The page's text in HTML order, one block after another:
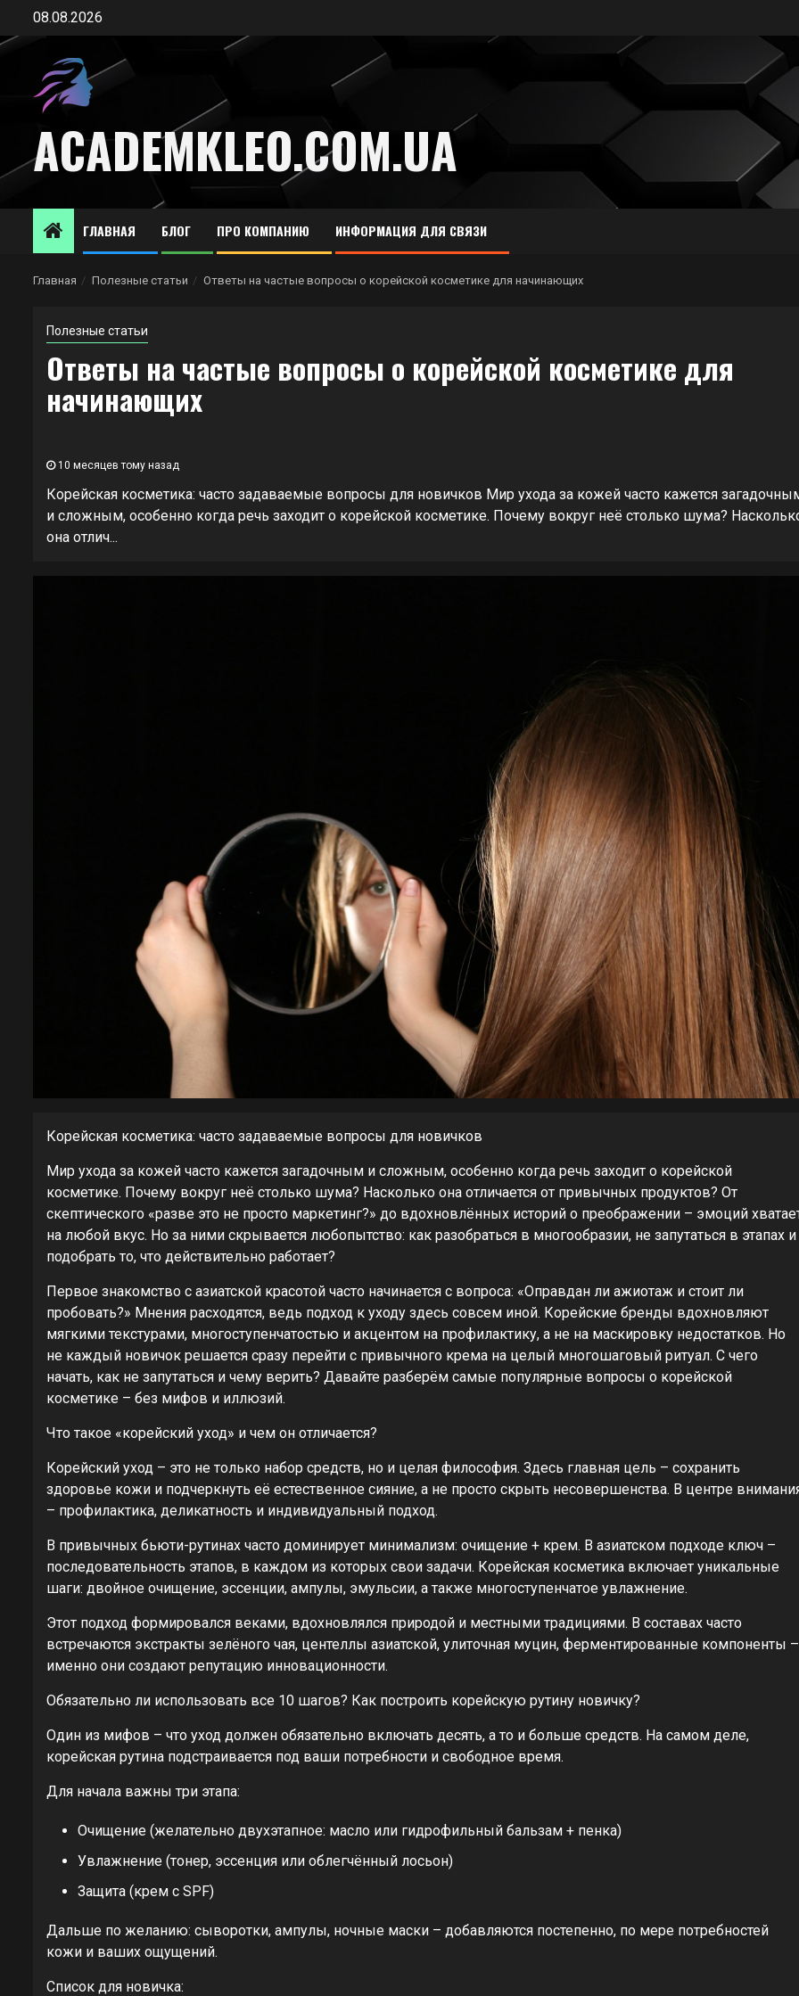
Перейти08.08.2026
ACADEMKLEO.COM.UA
ГЛАВНАЯ БЛОГ ПРО КОМПАНИЮ ИНФОРМАЦИЯ ДЛЯ СВЯЗИ
Главная Полезные статьи Ответы на частые вопросы о корейской косметике для начинающих
Полезные статьи
Ответы на частые вопросы о корейской косметике для
начинающих
10 месяцев тому назад
Корейская косметика: часто задаваемые вопросы для новичков Мир ухода за кожей часто кажется
и сложным, особенно когда речь заходит о корейской косметике. Почему вокруг неё столько шума?
она отлич...
Корейская косметика: часто задаваемые вопросы для новичков
Мир ухода за кожей часто кажется загадочным и сложным, особенно когда речь заходит о корейской
косметике. Почему вокруг неё столько шума? Насколько она отличается от привычных продуктов? От
скептического «разве это не просто маркетинг?» до вдохновлённых историй о преображении – эмоций
на любой вкус. Но за ними скрывается любопытство: как разобраться в многообразии, не запутаться в этапах и
подобрать то, что действительно работает?
Первое знакомство с азиатской красотой часто начинается с вопроса: «Оправдан ли ажиотаж и стоит ли
пробовать?» Мнения расходятся, ведь подход к уходу здесь совсем иной. Корейские бренды вдохновляют
мягкими текстурами, многоступенчатостью и акцентом на профилактику, а не на маскировку недостатков. Но
не каждый новичок решается сразу перейти с привычного крема на целый многошаговый ритуал. С чего
начать, как не запутаться и чему верить? Давайте разберём самые популярные вопросы о корейской
косметике – без мифов и иллюзий.
Что такое «корейский уход» и чем он отличается?
Корейский уход – это не только набор средств, но и целая философия. Здесь главная цель – сохранить
здоровье кожи и подчеркнуть её естественное сияние, а не просто скрыть несовершенства. В центре
– профилактика, деликатность и индивидуальный подход.
В привычных бьюти-рутинах часто доминирует минимализм: очищение + крем. В азиатском подходе ключ –
последовательность этапов, в каждом из которых свои задачи. Корейская косметика включает уникальные
шаги: двойное очищение, эссенции, ампулы, эмульсии, а также многоступенчатое увлажнение.
Этот подход формировался веками, вдохновлялся природой и местными традициями. В составах часто
встречаются экстракты зелёного чая, центеллы азиатской, улиточная муцин, ферментированные компоненты –
именно они создают репутацию инновационности.
Обязательно ли использовать все 10 шагов? Как построить корейскую рутину новичку?
Один из мифов – что уход должен обязательно включать десять, а то и больше средств. На самом деле,
корейская рутина подстраивается под ваши потребности и свободное время.
Для начала важны три этапа:
Очищение (желательно двухэтапное: масло или гидрофильный бальзам + пенка)
Увлажнение (тонер, эссенция или облегчённый лосьон)
Защита (крем с SPF)
Дальше по желанию: сыворотки, ампулы, ночные маски – добавляются постепенно, по мере потребностей
кожи и ваших ощущений.
Список для новичка: